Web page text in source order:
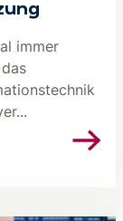
immer